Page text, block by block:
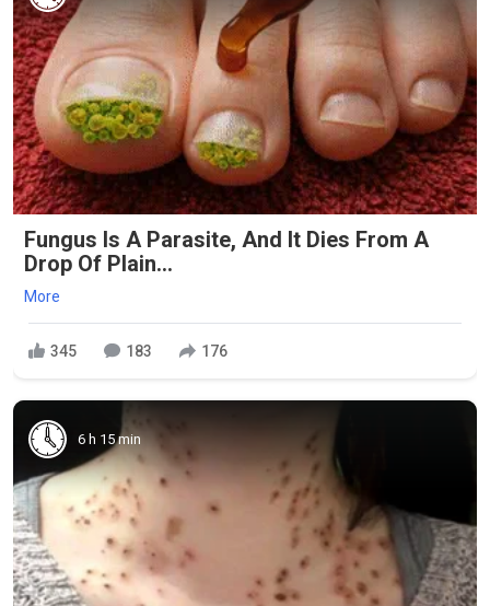
Fungus Is A Parasite, And It Dies From A
Drop Of Plain...
More
345 183 176
6 h 15 min